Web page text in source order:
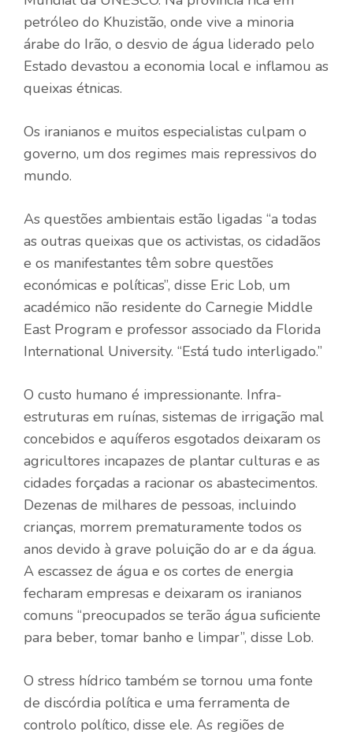
petróleo do Khuzistão, onde vive a minoria
árabe do Irão, o desvio de água liderado pelo
Estado devastou a economia local e inflamou as
queixas étnicas.
Os iranianos e muitos especialistas culpam o
governo, um dos regimes mais repressivos do
mundo.
As questões ambientais estão ligadas “a todas
as outras queixas que os activistas, os cidadãos
e os manifestantes têm sobre questões
económicas e políticas”, disse Eric Lob, um
académico não residente do Carnegie Middle
East Program e professor associado da Florida
International University. “Está tudo interligado.”
O custo humano é impressionante. Infra-
estruturas em ruínas, sistemas de irrigação mal
concebidos e aquíferos esgotados deixaram os
agricultores incapazes de plantar culturas e as
cidades forçadas a racionar os abastecimentos.
Dezenas de milhares de pessoas, incluindo
crianças, morrem prematuramente todos os
anos devido à grave poluição do ar e da água.
A escassez de água e os cortes de energia
fecharam empresas e deixaram os iranianos
comuns “preocupados se terão água suficiente
para beber, tomar banho e limpar”, disse Lob.
O stress hídrico também se tornou uma fonte
de discórdia política e uma ferramenta de
controlo político, disse ele. As regiões de